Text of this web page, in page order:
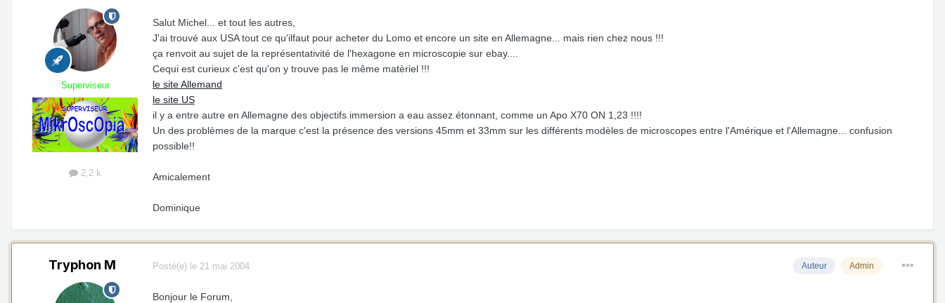
Superviseur
2,2 k
Salut Michel... et tout les autres,
J'ai trouvé aux USA tout ce qu'ilfaut pour acheter du Lomo et encore un site en Allemagne... mais rien chez nous !!!
ça renvoit au sujet de la représentativité de l'hexagone en microscopie sur ebay....
Cequi est curieux c'est qu'on y trouve pas le même matèriel !!!
le site Allemand
le site US
il y a entre autre en Allemagne des objectifs immersion a eau assez étonnant, comme un Apo X70 ON 1,23 !!!!
Un des problèmes de la marque c'est la présence des versions 45mm et 33mm sur les différents modèles de microscopes entre l'Amérique et l'Allemagne... confusion
possible!!
Amicalement
Dominique
Tryphon M Auteur Admin
Posté(e) le 21 mai 2004
Bonjour le Forum,